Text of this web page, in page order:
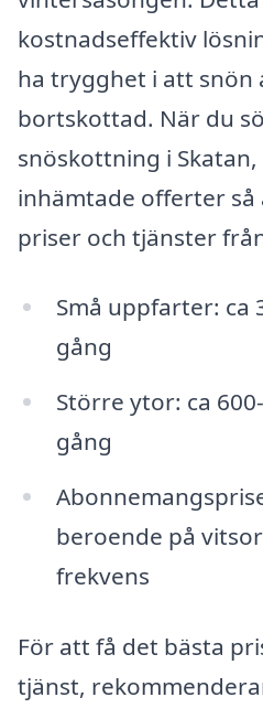
kostnadseffektiv
ha trygghet i att snön
bortskottad. När du
snöskottning i
inhämtade offerter
priser och tjänster
Små uppfarter: ca
gång
Större ytor: ca
gång
beroende på
frekvens
För att få det bästa
tjänst,